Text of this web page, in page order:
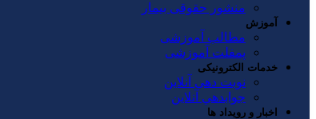
منشور حقوقی بیمار
آموزش
مطالب آموزشی
پمفلت آموزشی
خدمات الکترونیکی
نوبت دهی آنلاین
جوابدهي آنلاين
اخبار و رویداد ها